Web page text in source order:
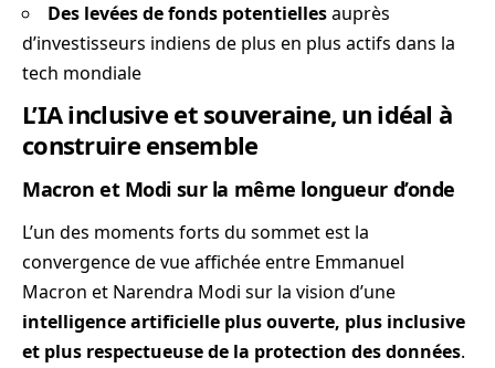
Des levées de fonds potentiellesauprès
d’investisseurs indiens de plus en plus actifs dans la
tech mondiale
L’IA inclusive et souveraine, un idéal à
construire ensemble
Macron et Modi sur la même longueur d’onde
L’un des moments forts du sommet est la
convergence de vue affichée entre Emmanuel
Macron et Narendra Modi sur la vision d’une
intelligence artificielle plus ouverte, plus inclusive
et plus respectueuse de la protection des données.